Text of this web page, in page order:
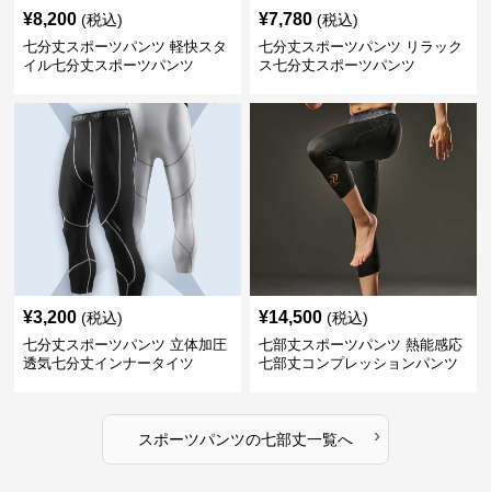
¥8,200 (税込)
七分丈スポーツパンツ 軽快スタ
イル七分丈スポーツパンツ
¥7,780 (税込)
七分丈スポーツパンツ リラック
ス七分丈スポーツパンツ
¥3,200 (税込)
七分丈スポーツパンツ 立体加圧
透気七分丈インナータイツ
¥14,500 (税込)
七部丈スポーツパンツ 熱能感応
七部丈コンプレッションパンツ
スポーツパンツの七部丈一覧へ ›